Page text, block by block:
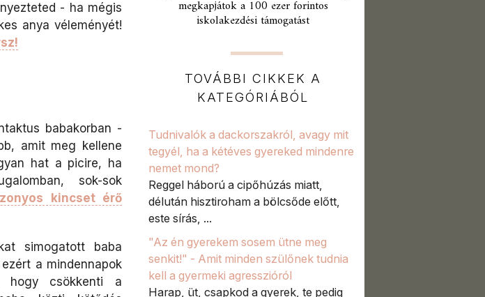
- ha mégis
anya véleményét!
babakorban -
amit meg kellene
hat a picire, ha
sok-sok
kincset érő
simogatott baba
a mindennapok
hogy csökkenti a
megkapjátok a 100 ezer forintos
iskolakezdési támogatást
TOVÁBBI CIKKEK A
KATEGÓRIÁBÓL
Tudnivalók a dackorszakról, avagy mit
tegyél, ha a kétéves gyereked mindenre
nemet mond?
Reggel háború a cipőhúzás miatt,
délután hisztiroham a bölcsőde előtt,
este sírás, ...
"Az én gyerekem sosem ütne meg
senkit!" - Amit minden szülőnek tudnia
kell a gyermeki agresszióról
Harap, üt, csapkod a gyerek, te pedig